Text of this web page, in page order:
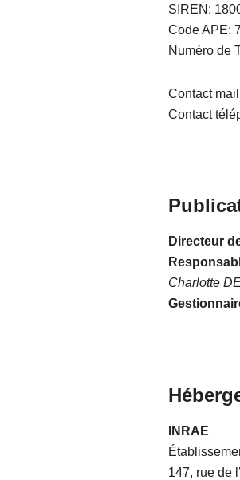
SIREN:
Code APE:
Numéro de
Contact
Contact
Directeur
Charlotte
INRAE
147, rue de